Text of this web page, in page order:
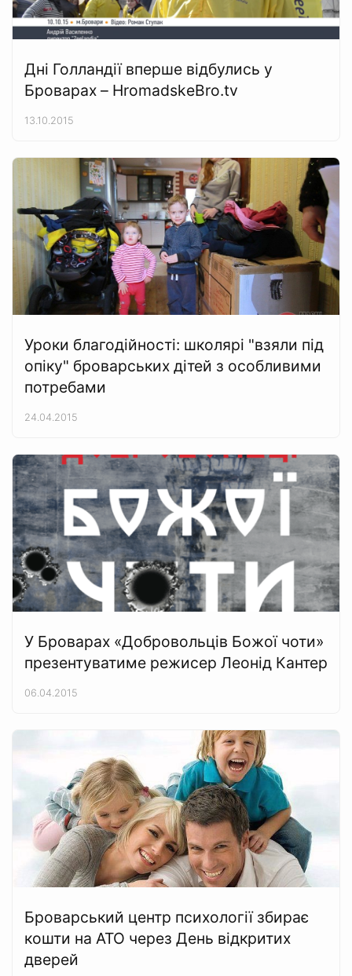
Дні Голландії вперше відбулись у
Броварах – HromadskeBro.tv
13.10.2015
Уроки благодійності: школярі "взяли під
опіку" броварських дітей з особливими
потребами
24.04.2015
У Броварах «Добровольців Божої чоти»
презентуватиме режисер Леонід Кантер
06.04.2015
Броварський центр психології збирає
кошти на АТО через День відкритих
дверей